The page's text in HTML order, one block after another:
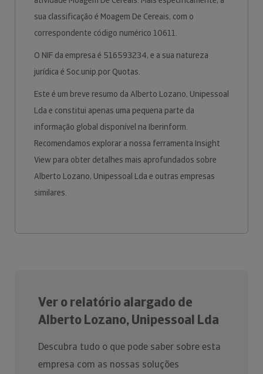
sua classificação é Moagem De Cereais, com o
correspondente código numérico 10611.
O NIF da empresa é 516593234, e a sua natureza
jurídica é Soc.unip.por Quotas.
Este é um breve resumo da Alberto Lozano, Unipessoal
Lda e constitui apenas uma pequena parte da
informação global disponível na Iberinform.
Recomendamos explorar a nossa ferramenta Insight
View para obter detalhes mais aprofundados sobre
Alberto Lozano, Unipessoal Lda e outras empresas
similares.
Ver o relatório alargado de
Alberto Lozano, Unipessoal Lda
Descubra tudo o que pode saber sobre esta
empresa com as nossas soluções